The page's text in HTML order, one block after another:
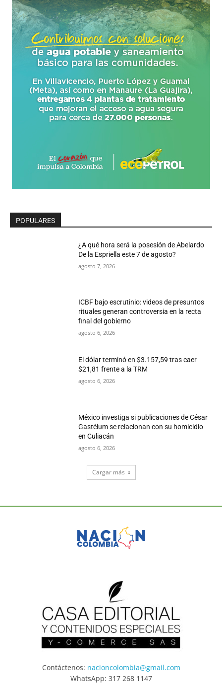
POPULARES
¿A qué hora será la posesión de Abelardo
De la Espriella este 7 de agosto?
agosto 7, 2026
ICBF bajo escrutinio: videos de presuntos
rituales generan controversia en la recta
final del gobierno
agosto 6, 2026
El dólar terminó en $3.157,59 tras caer
$21,81 frente a la TRM
agosto 6, 2026
México investiga si publicaciones de César
Gastélum se relacionan con su homicidio
en Culiacán
agosto 6, 2026
Cargar más
Contáctenos: nacioncolombia@gmail.com
WhatsApp: 317 268 1147